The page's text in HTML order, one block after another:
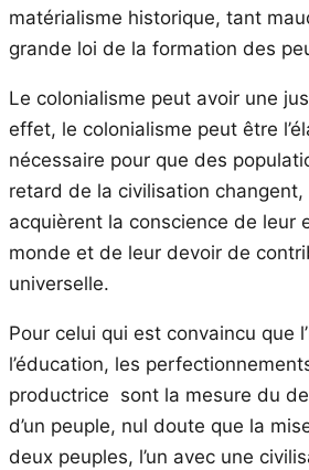
matérialisme historique, tant
grande loi de la formation des
Le colonialisme peut avoir une
effet, le colonialisme peut être
nécessaire pour que des
retard de la civilisation
acquièrent la conscience de leur
monde et de leur devoir de
universelle.
Pour celui qui est convaincu que
l’éducation, les
productrice sont la mesure du
d’un peuple, nul doute que la
deux peuples, l’un avec une